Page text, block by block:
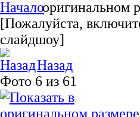
[Пожалуйста,
слайдшоу]
Назад
Фото 6 из 61